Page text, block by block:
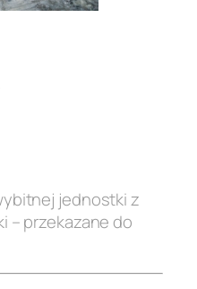
jednostki z
– przekazane do